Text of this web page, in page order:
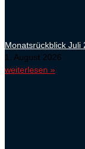
Monatsrückblick Juli
1. August 2026
weiterlesen »